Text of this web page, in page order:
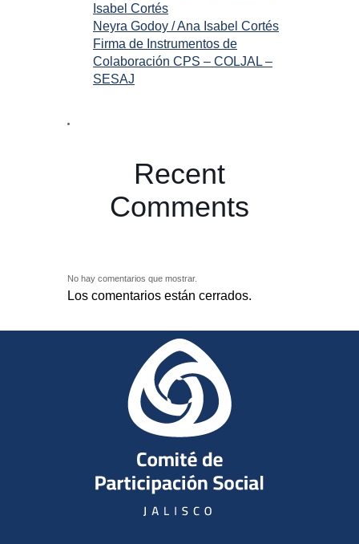
Isabel Cortés
Neyra Godoy / Ana Isabel Cortés
Firma de Instrumentos de
Colaboración CPS – COLJAL –
SESAJ
Recent
Comments
No hay comentarios que mostrar.
Los comentarios están cerrados.